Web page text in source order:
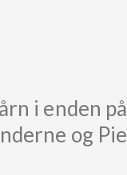
i enden på
og